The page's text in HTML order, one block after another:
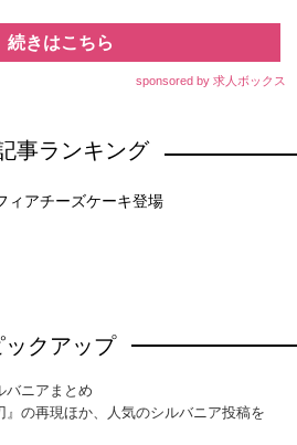
続きはこちら
sponsored by 求人ボックス
事ランキング
ィアチーズケーキ登場
ックアップ
バニアまとめ
』の再現ほか、人気のシルバニア投稿を